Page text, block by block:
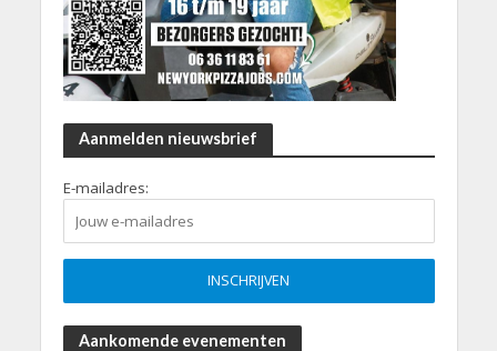
Aanmelden nieuwsbrief
E-mailadres:
Aankomende evenementen